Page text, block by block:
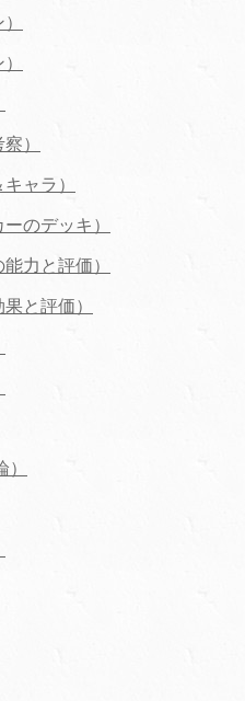
）
ャラ）
のデッキ）
力と評価）
と評価）